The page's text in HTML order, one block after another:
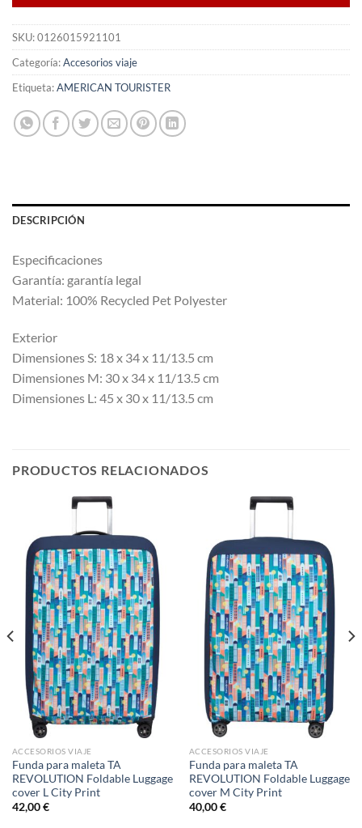
SKU:0126015921101
Categoría:Accesorios viaje
Etiqueta:AMERICAN TOURISTER
DESCRIPCIÓN
Especificaciones
Garantía: garantía legal
Material: 100% Recycled Pet Polyester
Exterior
Dimensiones S: 18 x 34 x 11/13.5 cm
Dimensiones M: 30 x 34 x 11/13.5 cm
Dimensiones L: 45 x 30 x 11/13.5 cm
PRODUCTOS RELACIONADOS
ACCESORIOS VIAJE
Funda para maleta TA
REVOLUTION Foldable Luggage
cover L City Print
42,00€
ACCESORIOS VIAJE
Funda para maleta TA
REVOLUTION Foldable Luggage
cover M City Print
40,00€